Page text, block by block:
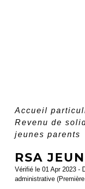
Accueil
Revenu de
jeunes parents
RSA
Vérifié le 01 Apr 2023 -
administrative